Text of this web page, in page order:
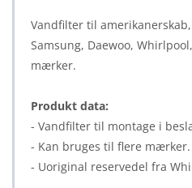
Vandfilter til
Samsung, Daewoo,
mærker.
Produkt data:
- Vandfilter til montage i
- Kan bruges til flere mærker.
- Uoriginal reservedel fra